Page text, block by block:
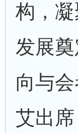
构，
发展
向与
艾出